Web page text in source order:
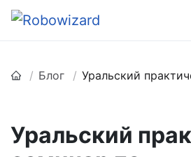
Блог Уральский
Уральский